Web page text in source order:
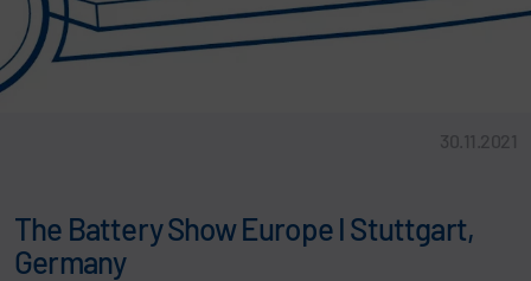
30.11.2021
The Battery Show Europe I Stuttgart,
Germany